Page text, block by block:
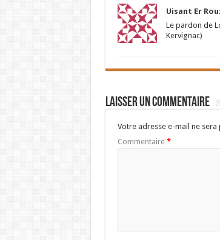
Uisant Er
Le pardon de
Kervignac)
Laisser un commentaire
Votre adresse e-mail ne sera
Commentaire *